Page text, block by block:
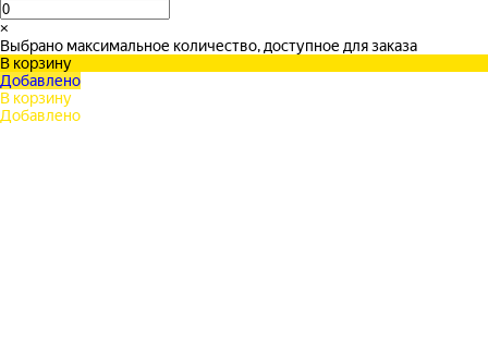
×
Выбрано максимальное количество, доступное для заказа
В корзину
Добавлено
В корзину
Добавлено